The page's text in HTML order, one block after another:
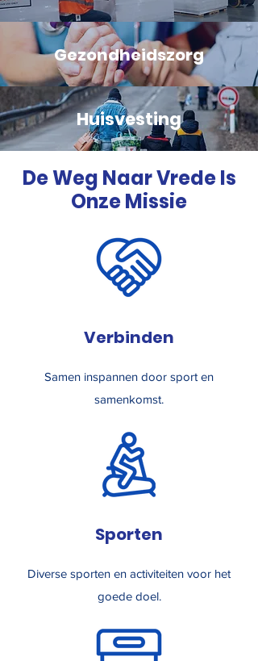
Gezondheidszorg
Huisvesting
De Weg Naar Vrede Is
Onze Missie
Verbinden
Samen inspannen door sport en
samenkomst.
Sporten
Diverse sporten en activiteiten voor het
goede doel.